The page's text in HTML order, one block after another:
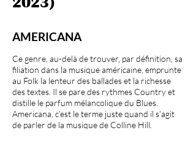
AMERICANA
Ce genre, au-delà de trouver, par définition, sa
filiation dans la musique américaine, emprunte
au Folk la lenteur des ballades et la richesse
des textes. Il se pare des rythmes Country et
distille le parfum mélancolique du Blues.
Americana, c’est le terme juste quand il s’agit
de parler de la musique de Colline Hill.